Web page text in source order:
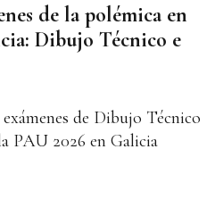
de la polémica en
Dibujo Técnico e
de Dibujo Técnico
PAU 2026 en Galicia